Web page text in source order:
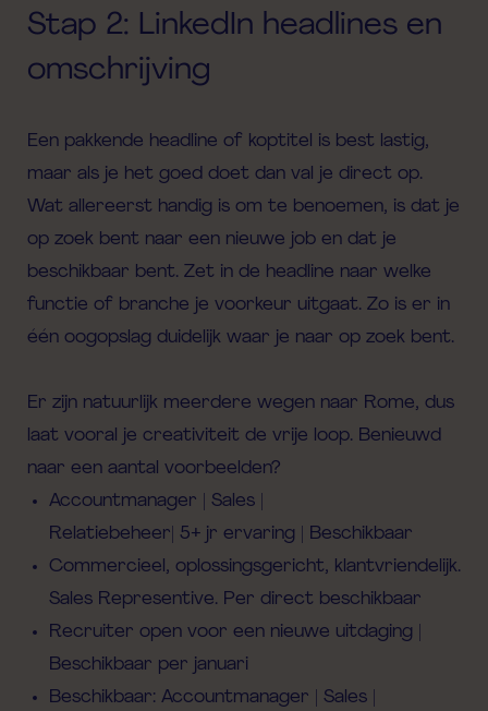
Stap 2: LinkedIn headlines en
omschrijving
Een pakkende headline of koptitel is best lastig,
maar als je het goed doet dan val je direct op.
Wat allereerst handig is om te benoemen, is dat je
op zoek bent naar een nieuwe job en dat je
beschikbaar bent. Zet in de headline naar welke
functie of branche je voorkeur uitgaat. Zo is er in
één oogopslag duidelijk waar je naar op zoek bent.
Er zijn natuurlijk meerdere wegen naar Rome, dus
laat vooral je creativiteit de vrije loop. Benieuwd
naar een aantal voorbeelden?
Accountmanager | Sales |
Relatiebeheer| 5+ jr ervaring | Beschikbaar
Commercieel, oplossingsgericht, klantvriendelijk.
Sales Representive. Per direct beschikbaar
Recruiter open voor een nieuwe uitdaging |
Beschikbaar per januari
Beschikbaar: Accountmanager | Sales |